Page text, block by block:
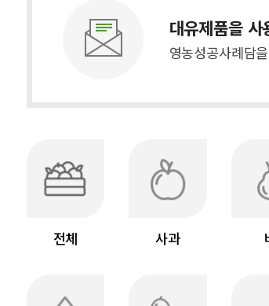
대유제품을 사
영농성공사례담
전체 사과